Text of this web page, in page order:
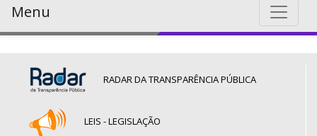
Menu
RADAR DA TRANSPARÊNCIA PÚBLICA
LEIS - LEGISLAÇÃO